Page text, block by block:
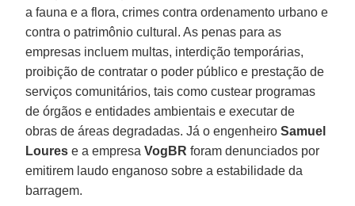
a fauna e a flora, crimes contra ordenamento urbano e
contra o patrimônio cultural. As penas para as
empresas incluem multas, interdição temporárias,
proibição de contratar o poder público e prestação de
serviços comunitários, tais como custear programas
de órgãos e entidades ambientais e executar de
obras de áreas degradadas. Já o engenheiroSamuel
Loures e a empresaVogBR foram denunciados por
emitirem laudo enganoso sobre a estabilidade da
barragem.